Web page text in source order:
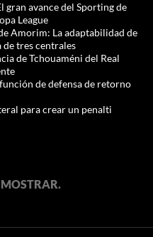
gran avance del Sporting de
League
Amorim: La adaptabilidad de
de tres centrales
de Tchouaméni del Real
de defensa de retorno
para crear un penalti